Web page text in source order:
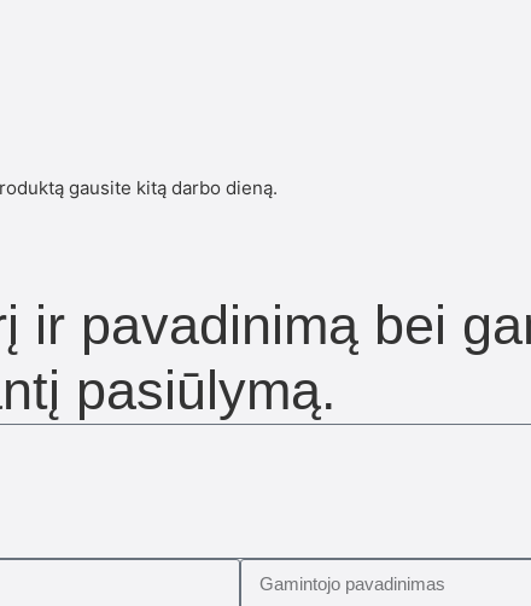
gausite kitą darbo dieną.
ir pavadinimą bei
pasiūlymą.